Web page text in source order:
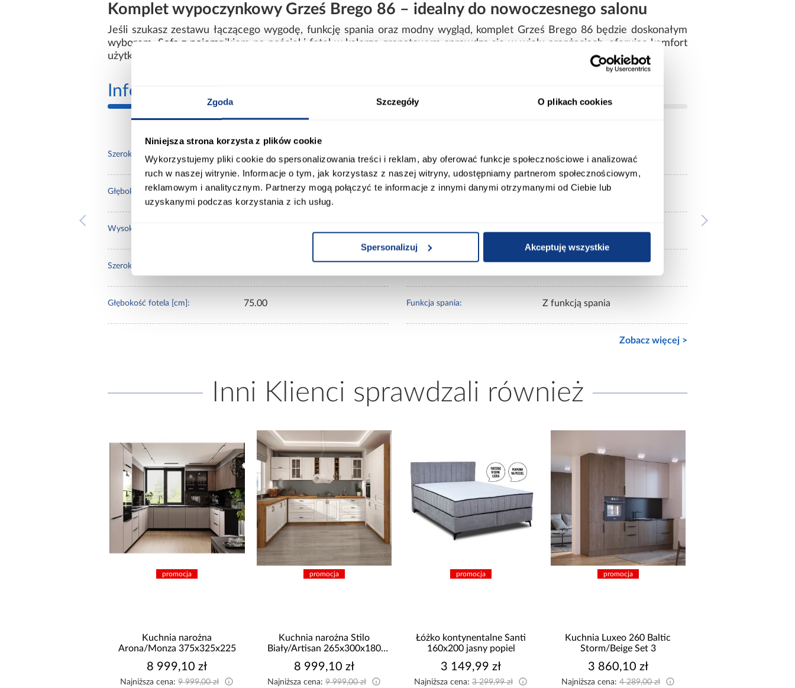
Zgoda Szczegóły O plikach cookies
Niniejsza strona korzysta z plików cookie
Wykorzystujemy pliki cookie do spersonalizowania treści i reklam, aby oferować funkcje społecznościowe i analizować
ruch w naszej witrynie. Informacje o tym, jak korzystasz z naszej witryny, udostępniamy partnerom społecznościowym,
reklamowym i analitycznym. Partnerzy mogą połączyć te informacje z innymi danymi otrzymanymi od Ciebie lub
uzyskanymi podczas korzystania z ich usług.
Spersonalizuj Akceptuję wszystkie
Komplet wypoczynkowy Grześ Brego 86 – idealny do nowoczesnego salonu
Jeśli szukasz zestawu łączącego wygodę, funkcję spania oraz modny wygląd, komplet Grześ Brego 86 będzie doskonałym
wyborem. Sofa z pojemnikiem na pościel i fotel w kolorze granatowym sprawdzą się w wielu aranżacjach, oferując komfort
użytkowania każdego dnia.
Informacje
Szerokość sofy [cm]: 200.00
Głębokość sofy [cm]: 95.00
Wysokość sofy [cm]:
Szerokość fotela [cm]:
Głębokość fotela [cm]: 75.00
Wysokość fotela [cm]: 100.00
Kolor: granatowy
Funkcja spania: Z funkcją spania
Zobacz więcej >
Inni Klienci sprawdzali również
promocja
Kuchnia narożna
Arona/Monza 375x325x225
8 999,10 zł
Najniższa cena:9 999,00 zł
promocja
Kuchnia narożna Stilo
Biały/Artisan 265x300x180
8 999,10 zł
Najniższa cena:9 999,00 zł
promocja
Łóżko kontynentalne Santi
160x200 jasny popiel
3 149,99 zł
Najniższa cena:3 299,99 zł
promocja
Kuchnia Luxeo 260 Baltic
Storm/Beige Set 3
3 860,10 zł
Najniższa cena:4 289,00 zł